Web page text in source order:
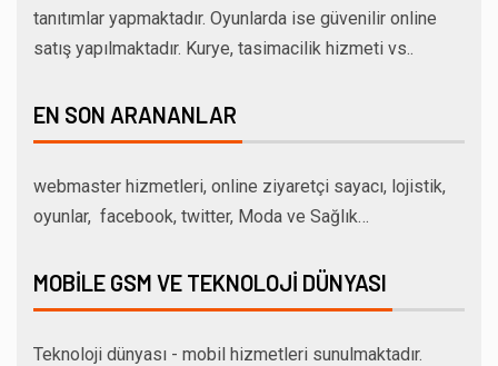
tanıtımlar yapmaktadır. Oyunlarda ise güvenilir online
satış yapılmaktadır. Kurye, tasimacilik hizmeti vs..
EN SON ARANANLAR
webmaster hizmetleri, online ziyaretçi sayacı, lojistik,
oyunlar, facebook, twitter, Moda ve Sağlık…
MOBILE GSM VE TEKNOLOJI DÜNYASI
Teknoloji dünyası - mobil hizmetleri sunulmaktadır.